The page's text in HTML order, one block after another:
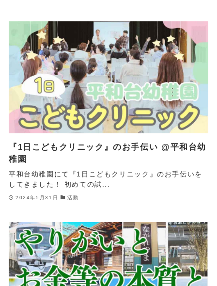
『1日こどもクリニック』のお手伝い @平和台幼
稚園
平和台幼稚園にて『1日こどもクリニック』のお手伝いを
してきました！ 初めての試...
2024年5月31日 活動